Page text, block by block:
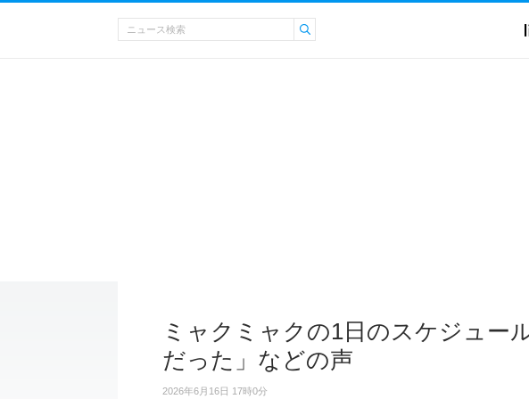
ミャクミャクの1日のスケジュー
だった」などの声
2026年6月16日 17時0分